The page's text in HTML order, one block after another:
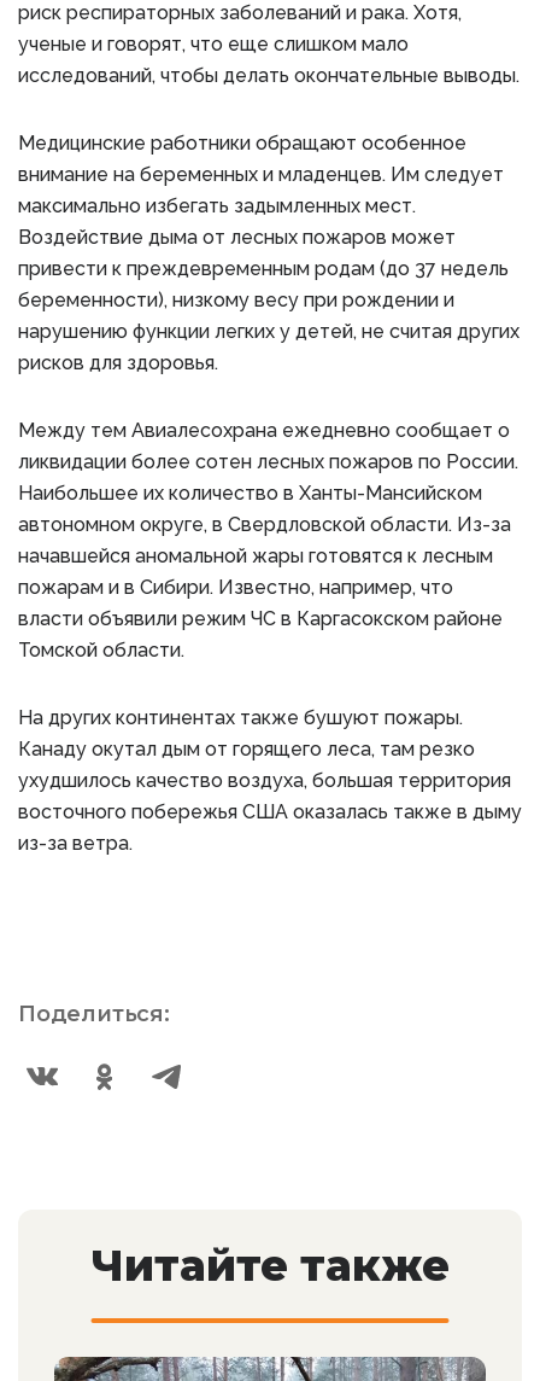
риск респираторных заболеваний и рака. Хотя,
ученые и говорят, что еще слишком мало
исследований, чтобы делать окончательные выводы.
Медицинские работники обращают особенное
внимание на беременных и младенцев. Им следует
максимально избегать задымленных мест.
Воздействие дыма от лесных пожаров может
привести к преждевременным родам (до 37 недель
беременности), низкому весу при рождении и
нарушению функции легких у детей, не считая других
рисков для здоровья.
Между тем Авиалесохрана ежедневно сообщает о
ликвидации более сотен лесных пожаров по России.
Наибольшее их количество в Ханты-Мансийском
автономном округе, в Свердловской области. Из-за
начавшейся аномальной жары готовятся к лесным
пожарам и в Сибири. Известно, например, что
власти объявили режим ЧС в Каргасокском районе
Томской области.
На других континентах также бушуют пожары.
Канаду окутал дым от горящего леса, там резко
ухудшилось качество воздуха, большая территория
восточного побережья США оказалась также в дыму
из-за ветра.
Поделиться:
Читайте также